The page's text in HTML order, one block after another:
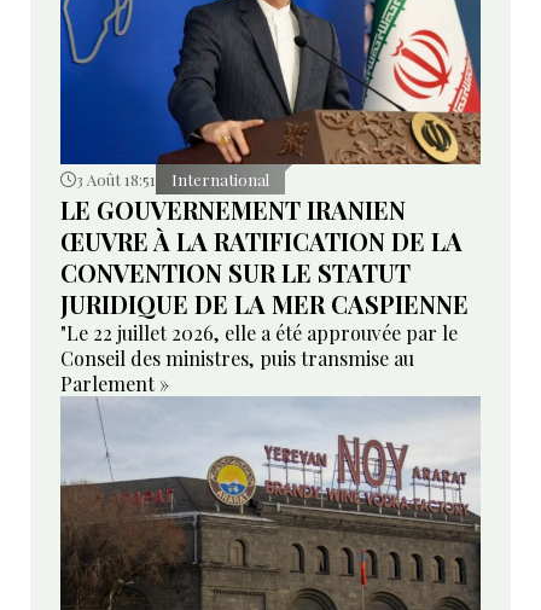
3 Août 18:51 International
LE GOUVERNEMENT IRANIEN
ŒUVRE À LA RATIFICATION DE LA
CONVENTION SUR LE STATUT
JURIDIQUE DE LA MER CASPIENNE
"Le 22 juillet 2026, elle a été approuvée par le
Conseil des ministres, puis transmise au
Parlement »